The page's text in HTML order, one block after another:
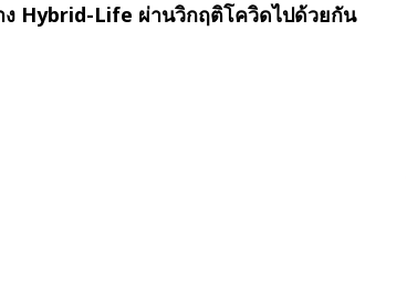
Hybrid-Life ผ่านวิกฤติโควิดไปด้วยกัน